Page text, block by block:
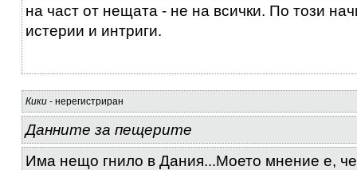
на част от нещата - не на всички. По този
истерии и интриги.
Кики - нерегистриран
Данните за пещерите
Има нещо гнило в Дания...Моето мнение е, че